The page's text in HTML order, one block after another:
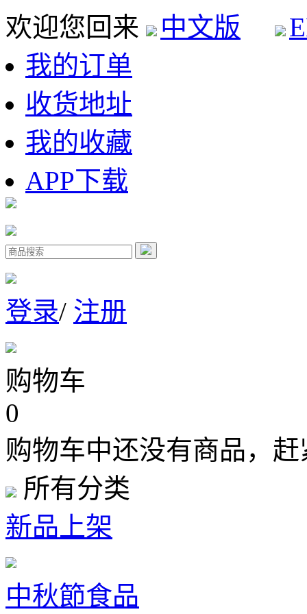
欢迎您回来 中文版
我的订单
收货地址
我的收藏
APP下载
登录/ 注册
购物车
0
购物车中还没有商品，
所有分类
新品上架
中秋節食品